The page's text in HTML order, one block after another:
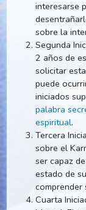
Primera
después
las
sobre la
Segunda
2 años de
solicitar
puede
iniciados
palabra
espiritual.
Tercera